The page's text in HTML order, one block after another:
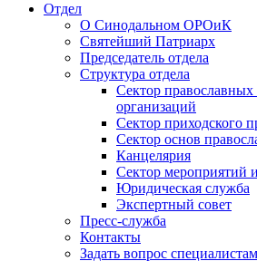
Отдел
О Синодальном ОРОиК
Святейший Патриарх
Председатель отдела
Структура отдела
Сектор
организаций
Сектор приходского
Сектор основ
Канцелярия
Сектор мероприятий
Юридическая служба
Экспертный совет
Пресс-служба
Контакты
Задать вопрос